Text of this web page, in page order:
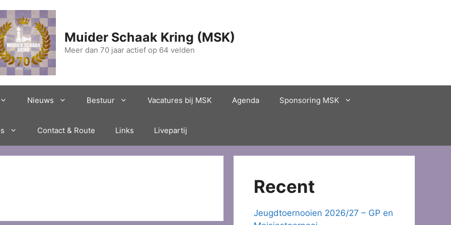
Muider Schaak Kring (MSK)
Meer dan 70 jaar actief op 64 velden
Nieuws Bestuur Vacatures bij MSK Agenda Sponsoring MSK
Contact & Route Links Livepartij
Recent
Jeugdtoernooien 2026/27 – GP en